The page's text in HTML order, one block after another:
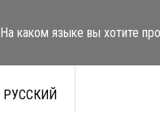
На каком языке вы хотите
РУССКИЙ